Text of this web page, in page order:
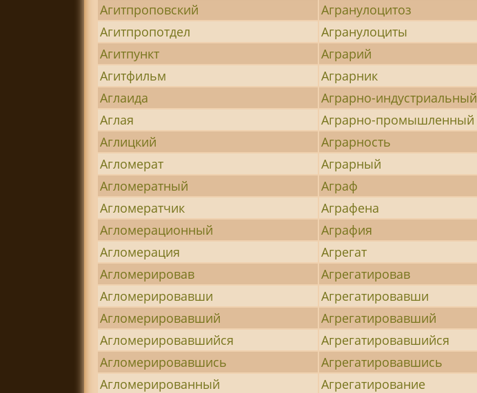
Агитпроповский
Агранулоцитоз
Агитпропотдел
Агранулоциты
Агитпункт
Аграрий
Агитфильм
Аграрник
Аглаида
Аграрно-индустриальный
Аглая
Аграрно-промышленный
Аглицкий
Аграрность
Агломерат
Аграрный
Агломератный
Аграф
Агломератчик
Аграфена
Агломерационный
Аграфия
Агломерация
Агрегат
Агломерировав
Агрегатировав
Агломерировавши
Агрегатировавши
Агломерировавший
Агрегатировавший
Агломерировавшийся
Агрегатировавшийся
Агломерировавшись
Агрегатировавшись
Агломерированный
Агрегатирование